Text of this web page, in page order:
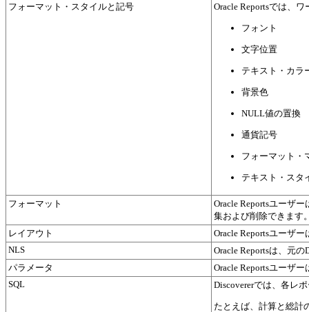
フォーマット・スタイルと記号
Oracle Reportsでは、
フォント
文字位置
テキスト・カラ
背景色
NULL値の置換
通貨記号
フォーマット・
テキスト・スタ
フォーマット
Oracle Reportsユーザ
集および削除できます
レイアウト
Oracle Reportsユーザ
NLS
Oracle Reportsは、元
パラメータ
Oracle Reportsユーザ
SQL
Discovererでは、各レ
たとえば、計算と総計